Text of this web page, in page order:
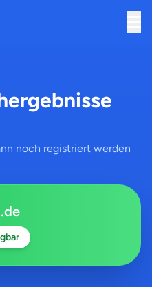
noch registriert werden